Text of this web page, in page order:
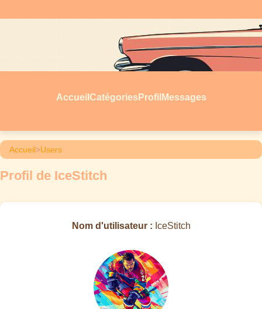
Accueil Catégories Profil Messages
Accueil>Users
Profil de IceStitch
Nom d'utilisateur : IceStitch